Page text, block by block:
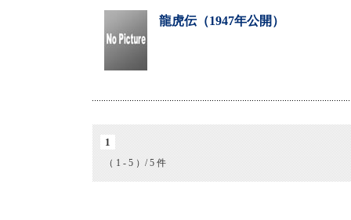
龍虎伝（1947年公開）
1
（ 1 - 5 ）/ 5 件